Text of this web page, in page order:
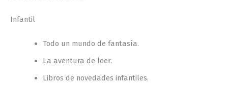
Infantil
Todo un mundo de fantasía.
La aventura de leer.
Libros de novedades infantiles.